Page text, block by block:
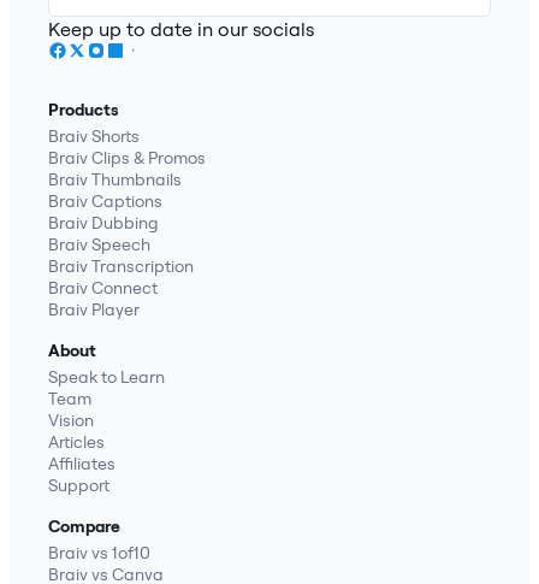
Keep up to date in our socials
Products
Braiv Shorts
Braiv Clips & Promos
Braiv Thumbnails
Braiv Captions
Braiv Dubbing
Braiv Speech
Braiv Transcription
Braiv Connect
Braiv Player
About
Speak to Learn
Team
Vision
Articles
Affiliates
Support
Compare
Braiv vs 1of10
Braiv vs Canva